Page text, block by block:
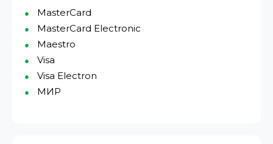
MasterCard
MasterCard Electronic
Maestro
Visa
Visa Electron
МИР⁠